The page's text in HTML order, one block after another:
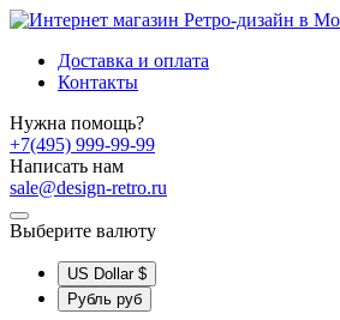
Доставка и оплата
Контакты
Нужна помощь?
+7(495) 999-99-99
Написать нам
sale@design-retro.ru
Выберите валюту
US Dollar $
Рубль руб